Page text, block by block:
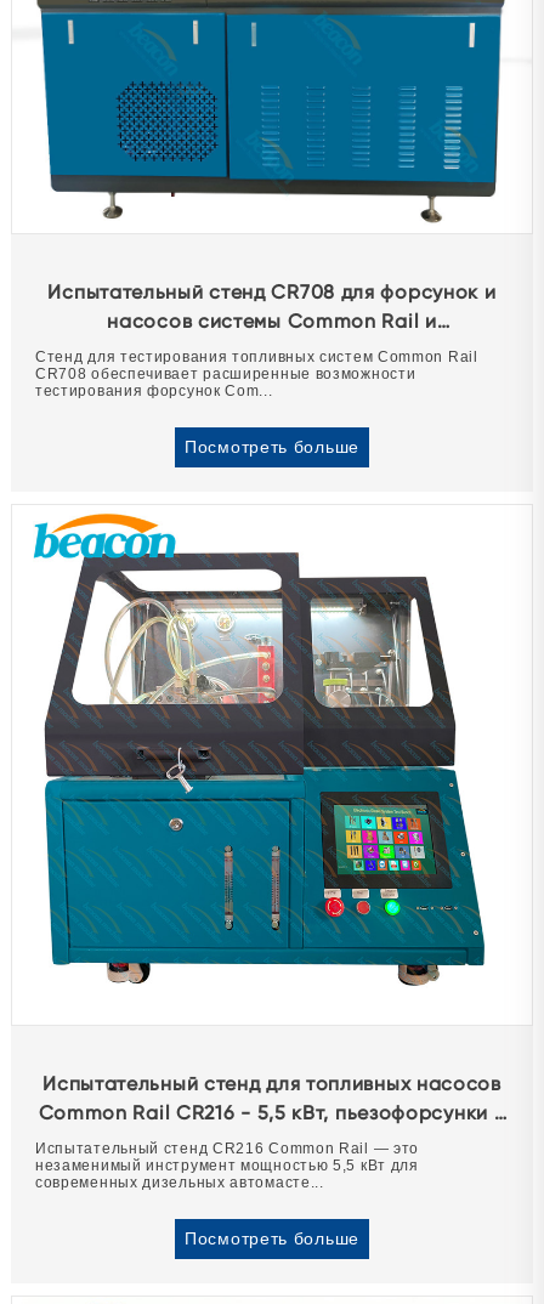
Испытательный стенд CR708 для форсунок и
насосов системы Common Rail и
пьезоэлектрических форсунок.
Стенд для тестирования топливных систем Common Rail
CR708 обеспечивает расширенные возможности
тестирования форсунок Com...
Посмотреть больше
Испытательный стенд для топливных насосов
Common Rail CR216 - 5,5 кВт, пьезофорсунки и
кодирование.
Испытательный стенд CR216 Common Rail — это
незаменимый инструмент мощностью 5,5 кВт для
современных дизельных автомасте...
Посмотреть больше